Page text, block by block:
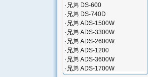
· 兄弟 DS-600
· 兄弟 DS-740D
· 兄弟 ADS-1500W
· 兄弟 ADS-3300W
· 兄弟 ADS-2600W
· 兄弟 ADS-1200
· 兄弟 ADS-3600W
· 兄弟 ADS-1700W